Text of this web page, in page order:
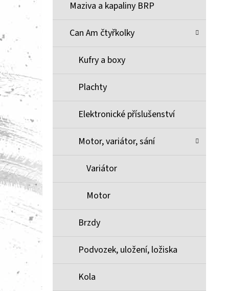
Maziva a kapaliny BRP
Can Am čtyřkolky
Kufry a boxy
Plachty
Elektronické příslušenství
Motor, variátor, sání
Variátor
Motor
Brzdy
Podvozek, uložení, ložiska
Kola
BRZDOVÉ DESTIČKY ZE SLINUTÉHO KOVU
1 100 Kč